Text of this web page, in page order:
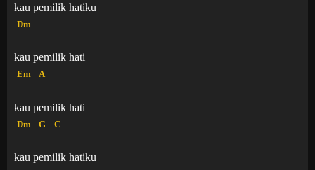
kau pemilik hatiku
Dm
kau pemilik hati
Em A
kau pemilik hati
Dm G C
kau pemilik hatiku